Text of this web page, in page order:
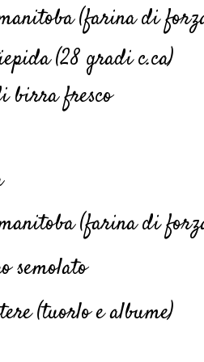
(farina di
(28 gradi c.ca)
birra fresco
(farina di
semolato
(tuorlo e albume)